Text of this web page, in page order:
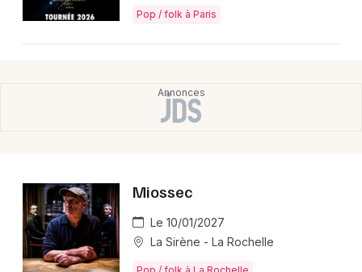
📍 Où Anastacia se produit-elle en 2026 en
France ?
19 octobre 2026, au sein de sa tournée anniversaire.
🎵 Quoi au programme du concert d’Anastacia en
propose ses plus grands succès pop rock et soul ainsi
que des titres récents issus d’Our Songs (Gold Deluxe
Edition), portés par sa voix puissante.
Pop / folk à Paris
Miossec
Le 10/01/2027
La Sirène - La Rochelle